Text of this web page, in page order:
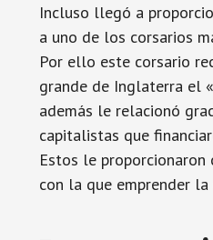
Incluso llegó a
a uno de los corsarios
Por ello este corsario
grande de Inglaterra el
además le relacionó
capitalistas que
Estos le proporcionaron
con la que emprender la